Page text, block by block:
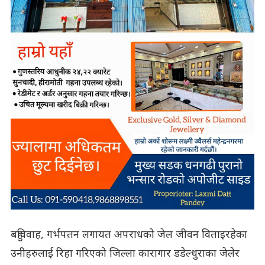
बहुविवाह, गर्भपतन लगायत अपराधको जेल जीवन विताइरहेका
उनीहरुलाई रिहा गरिएको जिल्ला कारागार डडेल्धुराका जेलेर